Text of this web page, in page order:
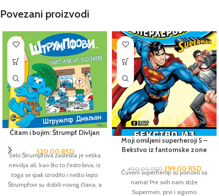
Povezani proizvodi
Čitam i bojim: Štrumpf Divljan
320,00 RSD
Selo Štrumpfova zadesila je velika
nevolja ali, kao što to često biva, iz
toga se ipak izrodilo i nešto lepo:
Štrumpfovi su dobili novog člana, a
-25%
Moji omiljeni superheroji 5 –
Bekstvo iz fantomske zone
400,00RSD 299,00 RSD
Čuveni superheroji su ponovo sa
nama! Pre svih nam stiže
Supermen, prvi i sigurno